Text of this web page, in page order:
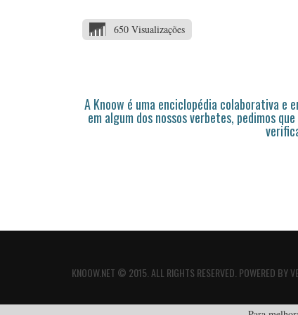
650 Visualizações
A Knoow é uma enciclopédia colaborativa e
em algum dos nossos verbetes, pedimos
KNOOW.NET © 2015. ALL RIGHTS RESERVED. POWERED BY